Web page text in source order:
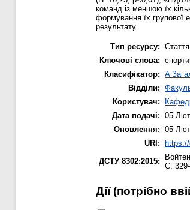
команд із меншою їх
формування їх групової
результату.
Тип ресурсу: Стаття
Ключові слова:
Класифікатор: A
Відділи:
Користувач:
Дата подачі: 05
Оновлення: 05
URI:
ДСТУ 8302:2015:
С.
Дії ​​(потрібно